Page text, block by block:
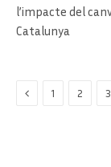
l’impacte del
Catalunya
Previous
1 2 3